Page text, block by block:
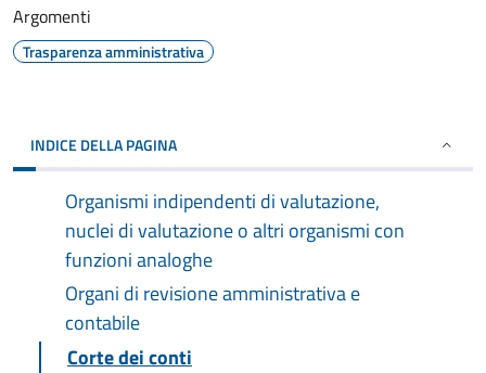
Argomenti
Trasparenza amministrativa
INDICE DELLA PAGINA
Organismi indipendenti di valutazione,
nuclei di valutazione o altri organismi con
funzioni analoghe
Organi di revisione amministrativa e
contabile
Corte dei conti